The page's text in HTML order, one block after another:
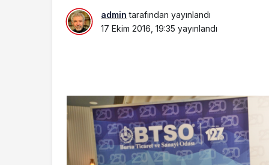
admin tarafından yayınlandı
17 Ekim 2016, 19:35 yayınlandı